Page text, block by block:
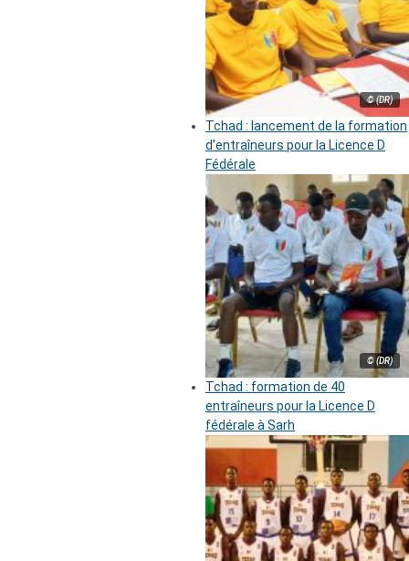
© (DR)
Tchad : lancement de la formation
d’entraîneurs pour la Licence D
Fédérale
© (DR)
Tchad : formation de 40
entraîneurs pour la Licence D
fédérale à Sarh